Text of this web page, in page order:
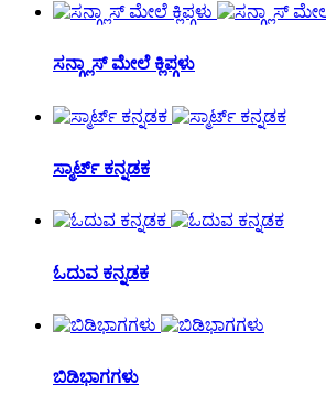
ಸನ್ಗ್ಲಾಸ್ ಮೇಲೆ ಕ್ಲಿಪ್ಗಳು
ಸ್ಮಾರ್ಟ್ ಕನ್ನಡಕ
ಓದುವ ಕನ್ನಡಕ
ಬಿಡಿಭಾಗಗಳು